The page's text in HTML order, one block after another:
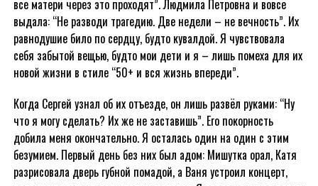
все матери через это проходят”. Людмила Петровна и вовсе
выдала: “Не разводи трагедию. Две недели – не вечность”. Их
равнодушие било по сердцу, будто кувалдой. Я чувствовала
себя забытой вещью, будто мои дети и я – лишь помеха для их
новой жизни в стиле “50+ и вся жизнь впереди”.
Когда Сергей узнал об их отъезде, он лишь развёл руками: “Ну
что я могу сделать? Их же не заставишь”. Его покорность
добила меня окончательно. Я осталась один на один с этим
безумием. Первый день без них был адом: Мишутка орал, Катя
разрисовала дверь губной помадой, а Ваня устроил концерт,